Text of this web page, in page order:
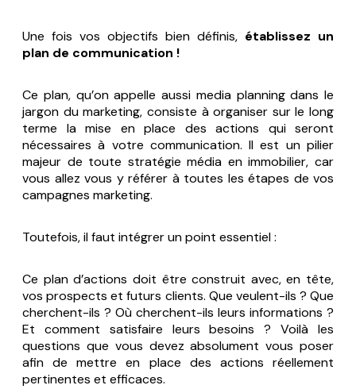
Une fois vos objectifs bien définis, établissez un
plan de communication !
Ce plan, qu’on appelle aussi media planningdans le
jargon du marketing, consiste à organiser sur le long
terme la mise en place des actions qui seront
nécessaires à votre communication. Il est un pilier
majeur de toute stratégie média en immobilier, car
vous allez vous y référer à toutes les étapes de vos
campagnes marketing.
Toutefois, il faut intégrer un point essentiel :
Ce plan d’actions doit être construit avec, en tête,
vos prospects et futurs clients. Que veulent-ils ? Que
cherchent-ils ? Où cherchent-ils leurs informations ?
Et comment satisfaire leurs besoins ? Voilà les
questions que vous devez absolument vous poser
afin de mettre en place des actions réellement
pertinentes et efficaces.